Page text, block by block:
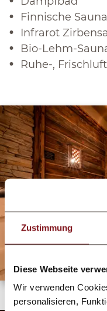
Zustimmung
Diese Webseite
Wir verwenden
personalisieren,
Finnische Sauna
Infrarot
Bio-Lehm-
Ruhe-,